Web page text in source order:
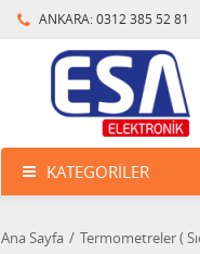
ANKARA: 0312 385 52 81
KATEGORILER
Ana Sayfa Termometreler (